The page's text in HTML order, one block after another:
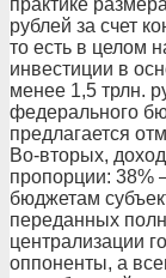
практике
рублей за счет
то есть в целом
инвестиции в
менее 1,5 трлн.
федерального
предлагается
Во-вторых,
пропорции:
бюджетам
переданных
централизации
оппоненты, а